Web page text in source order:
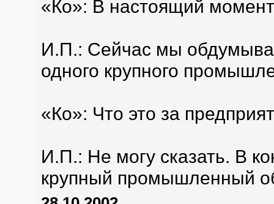
«Ко»: В настоящий
И.П.: Сейчас мы
одного крупного
«Ко»: Что это за
И.П.: Не могу сказать. В
крупный промышленный